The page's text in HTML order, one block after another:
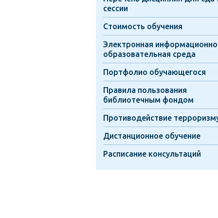
сессии
Стоимость обучения
Электронная
образовательная среда
Портфолио обучающегося
Правила пользования
библиотечным фондом
Противодействие
Дистанционное обучение
Расписание консультаций